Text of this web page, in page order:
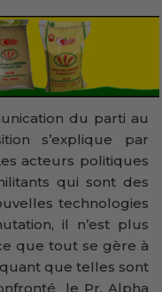
du parti au
s’explique par
acteurs politiques
qui sont des
technologies
il n’est plus
que tout se gère à
que telles sont
le Pr. Alpha